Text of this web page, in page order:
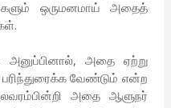
ஒருமனமாய் அதைத்
அதை ஏற்று
பரிந்துரைக்க வேண்டும் என்ற
அதை ஆளுநர்